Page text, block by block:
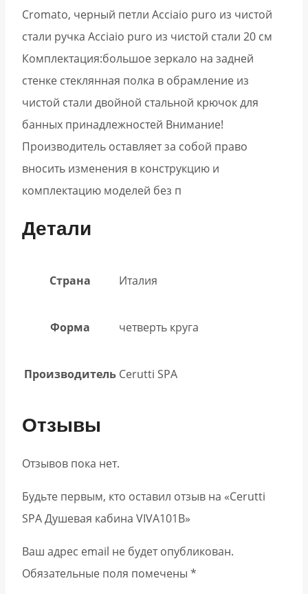
Cromato, черный петли Acciaio puro из чистой
стали ручка Acciaio puro из чистой стали 20 см
Комплектация:большое зеркало на задней
стенке стеклянная полка в обрамление из
чистой стали двойной стальной крючок для
банных принадлежностей Внимание!
Производитель оставляет за собой право
вносить изменения в конструкцию и
комплектацию моделей без п
Детали
Страна Италия
Форма четверть круга
Производитель Cerutti SPA
Отзывы
Отзывов пока нет.
Будьте первым, кто оставил отзыв на «Cerutti
SPA Душевая кабина VIVA101B»
Ваш адрес email не будет опубликован.
Обязательные поля помечены *